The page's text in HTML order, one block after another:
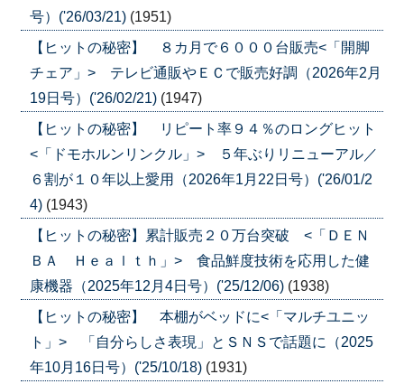
号）('26/03/21) (1951)
【ヒットの秘密】 ８カ月で６０００台販売<「開脚
チェア」> テレビ通販やＥＣで販売好調（2026年2月
19日号）('26/02/21) (1947)
【ヒットの秘密】 リピート率９４％のロングヒット
<「ドモホルンリンクル」> ５年ぶりリニューアル／
６割が１０年以上愛用（2026年1月22日号）('26/01/2
4) (1943)
【ヒットの秘密】累計販売２０万台突破 <「ＤＥＮ
ＢＡ Ｈｅａｌｔｈ」> 食品鮮度技術を応用した健
康機器（2025年12月4日号）('25/12/06) (1938)
【ヒットの秘密】 本棚がベッドに<「マルチユニッ
ト」> 「自分らしさ表現」とＳＮＳで話題に（2025
年10月16日号）('25/10/18) (1931)